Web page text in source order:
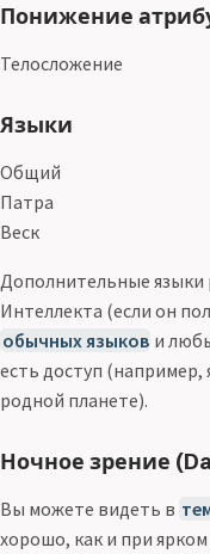
Понижение
Телосложение
Языки
Общий
Патра
Веск
Дополнительные
Интеллекта (если он
обычных языков и
есть доступ
родной планете).
Ночное зрение
Вы можете видеть в
хорошо, как и при